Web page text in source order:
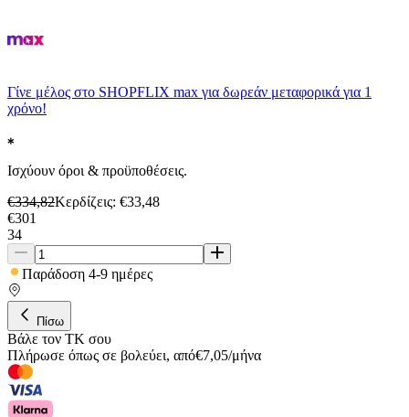
Γίνε μέλος στο SHOPFLIX max για δωρεάν μεταφορικά για 1
χρόνο!
Ισχύουν όροι & προϋποθέσεις.
€334,82Κερδίζεις: €33,48
€301
34
Παράδοση 4-9 ημέρες
Πίσω
Βάλε τον ΤΚ σου
Πλήρωσε όπως σε βολεύει, από€7,05/μήνα